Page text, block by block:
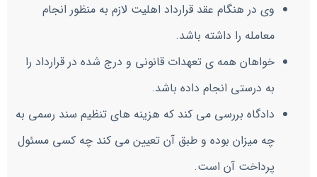
وی در هنگام عقد قرارداد اهلیت لازم به منظور انجام
معامله را داشته باشد.
خواهان همه ی تعهدات قانونی و درج شده در قرارداد را
به درستی انجام داده باشد.
دادگاه بررسی می کند که هزینه های تنظیم سند رسمی به
چه میزان بوده و طبق آن تعیین می کند چه کسی مسئول
پرداخت آن است.